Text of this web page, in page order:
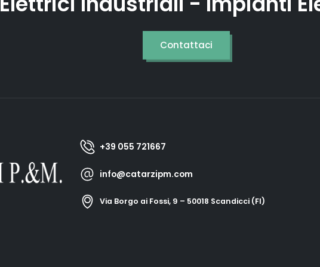
Contattaci
+39 055 721667
info@catarzipm.com
Via Borgo ai Fossi, 9 – 50018 Scandicci (FI)